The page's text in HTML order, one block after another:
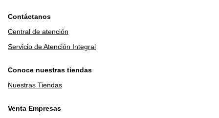
Contáctanos
Central de atención
Servicio de Atención Integral
Conoce nuestras tiendas
Nuestras Tiendas
Venta Empresas